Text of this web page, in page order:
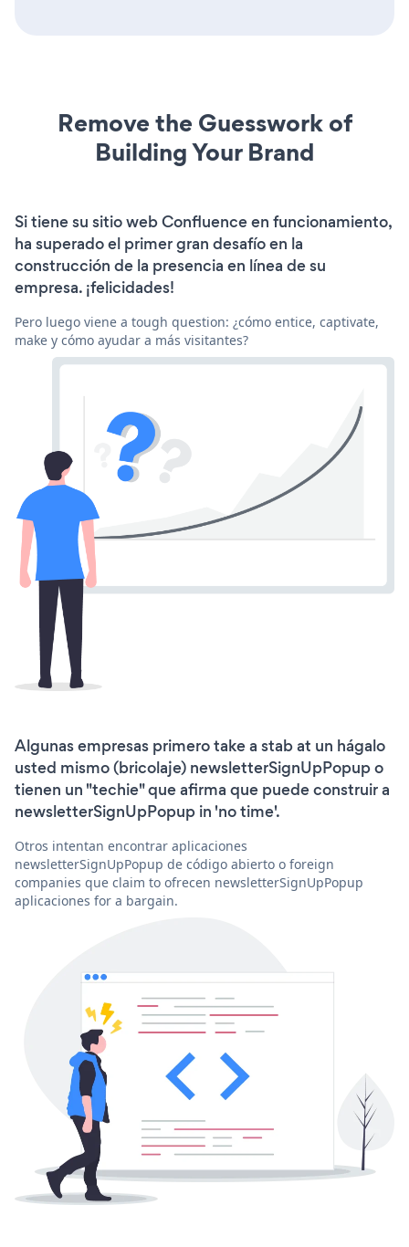
Remove the Guesswork of
Building Your Brand
Si tiene su sitio web Confluence en funcionamiento,
ha superado el primer gran desafío en la
construcción de la presencia en línea de su
empresa. ¡felicidades!
Pero luego viene a tough question: ¿cómo entice, captivate,
make y cómo ayudar a más visitantes?
Algunas empresas primero take a stab at un hágalo
usted mismo (bricolaje) newsletterSignUpPopup o
tienen un "techie" que afirma que puede construir a
newsletterSignUpPopup in 'no time'.
Otros intentan encontrar aplicaciones
newsletterSignUpPopup de código abierto o foreign
companies que claim to ofrecen newsletterSignUpPopup
aplicaciones for a bargain.